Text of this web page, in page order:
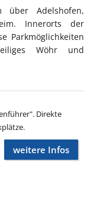
über Adelshofen,
Innerorts der
Parkmöglichkeiten
Wöhr und
Direkte
weitere Infos